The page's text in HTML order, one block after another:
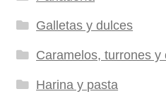
Galletas y dulces
Caramelos, turrones y
Harina y pasta